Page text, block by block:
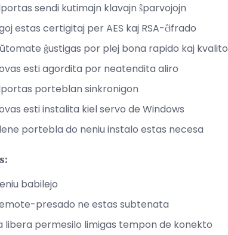
sendi kutimajn klavajn ŝparvojojn
estas certigitaj per AES kaj RSA-ĉifrado
ĝustigas por plej bona rapido kaj kvalito
esti agordita por neatendita aliro
porteblan sinkronigon
esti instalita kiel servo de Windows
portebla do neniu instalo estas necesa
babilejo
presado ne estas subtenata
libera permesilo limigas tempon de konekto